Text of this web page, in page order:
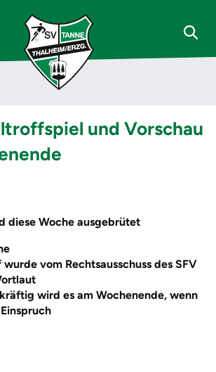
und Vorschau
diese Woche ausgebrütet
vom Rechtsausschuss des SFV
wird es am Wochenende, wenn